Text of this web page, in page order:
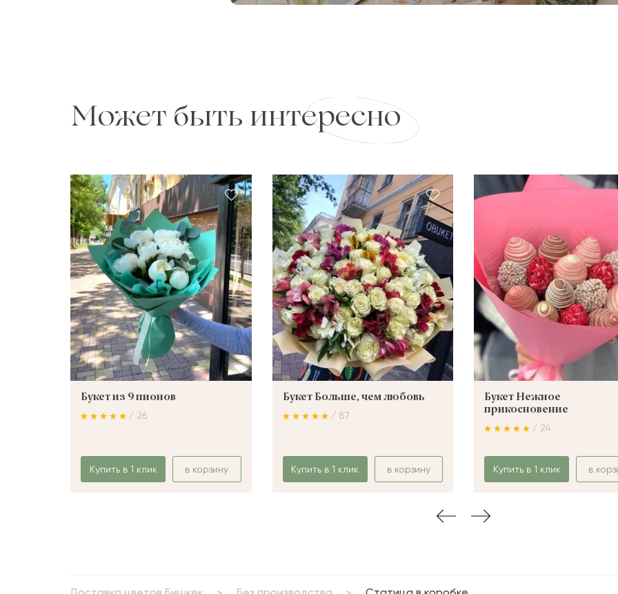
Может быть интересно
Букет из 9 пионов
/ 26
Купить в 1 клик в корзину
Букет Больше, чем любовь
/ 87
Купить в 1 клик в корзину
Букет Нежное
прикосновение
/ 24
Купить в 1 клик в